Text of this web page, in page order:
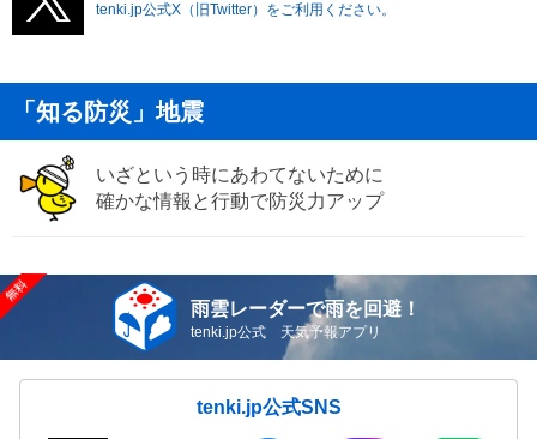
tenki.jp公式X（旧Twitter）をご利用ください。
「知る防災」地震
いざという時にあわてないために
確かな情報と行動で防災力アップ
雨雲レーダーで雨を回避！
tenki.jp公式 天気予報アプリ
tenki.jp公式SNS